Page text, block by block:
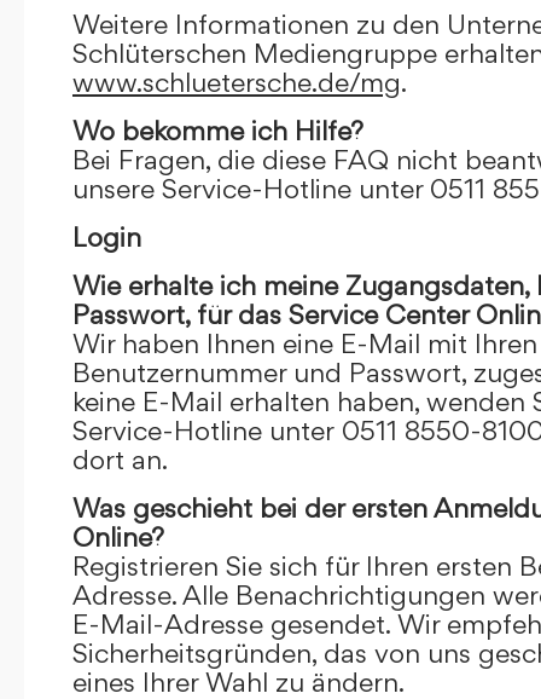
Weitere Informationen zu den
Schlüterschen Mediengruppe
www.schluetersche.de/mg.
Wo bekomme ich Hilfe?
Bei Fragen, die diese FAQ nicht
unsere Service-Hotline unter 0511
Login
Wie erhalte ich meine
Passwort, für das Service Center
Wir haben Ihnen eine E-Mail mit
Benutzernummer und Passwort,
keine E-Mail erhalten haben, wenden
Service-Hotline unter 0511 8550-
dort an.
Was geschieht bei der ersten
Online?
Registrieren Sie sich für Ihren ersten
Adresse. Alle Benachrichtigungen
E-Mail-Adresse gesendet. Wir
Sicherheitsgründen, das von uns
eines Ihrer Wahl zu ändern.